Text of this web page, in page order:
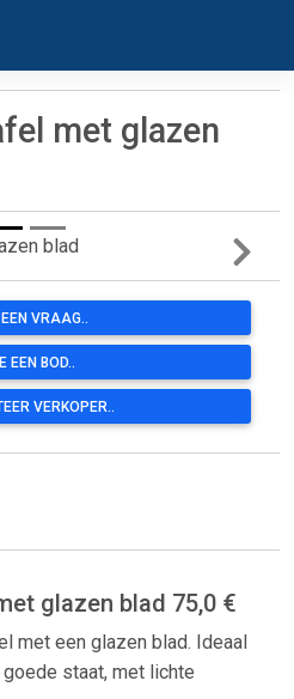
met glazen
VRAAG..
EEN BOD..
VERKOPER..
glazen blad 75,0 €
met een glazen blad. Ideaal
staat, met lichte